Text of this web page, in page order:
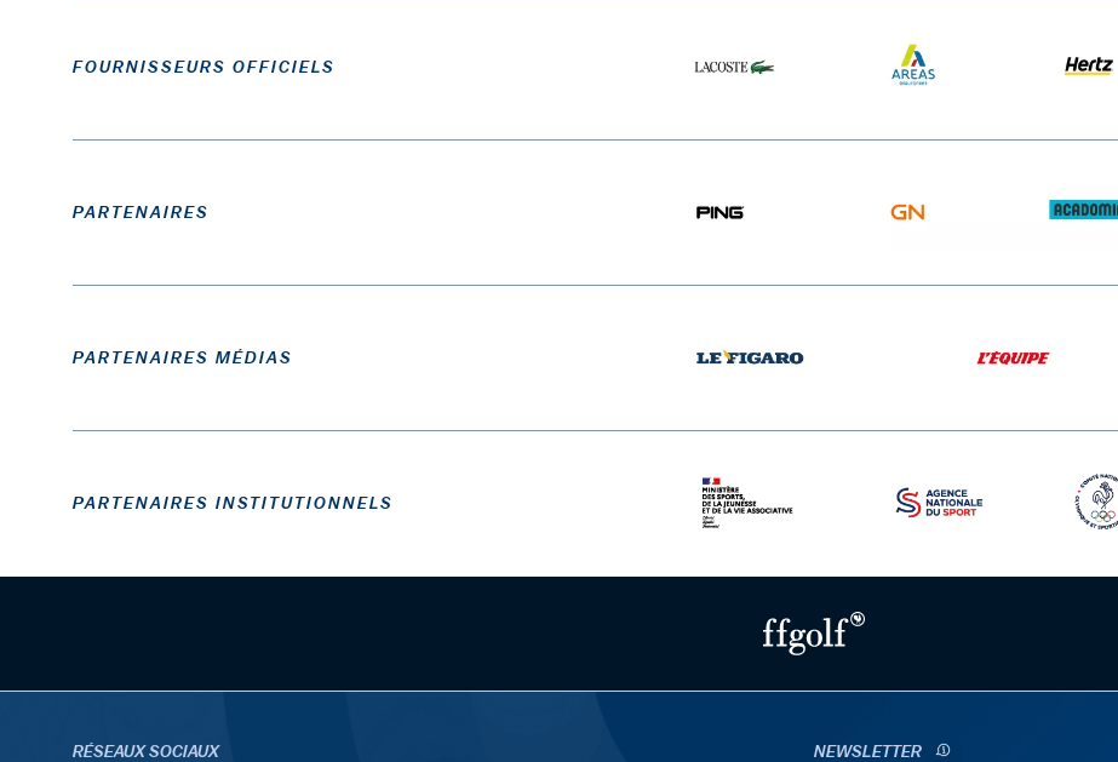
FOURNISSEURS OFFICIELS
PARTENAIRES
PARTENAIRES MÉDIAS
PARTENAIRES INSTITUTIONNELS
RÉSEAUX SOCIAUX NEWSLETTER